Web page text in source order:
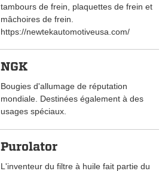
tambours de frein, plaquettes de frein et
mâchoires de frein.
https://newtekautomotiveusa.com/
NGK
Bougies d'allumage de réputation
mondiale. Destinées également à des
usages spéciaux.
Purolator
L'inventeur du filtre à huile fait partie du